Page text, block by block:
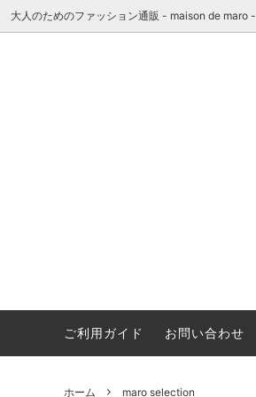
大人のためのファッション通販 - maison de maro -
Wears
as it is.(アズイットイズ)
chisaki(チサキ)
"concept"
ご利用ガイド お問い合わせ
ホーム maro selection